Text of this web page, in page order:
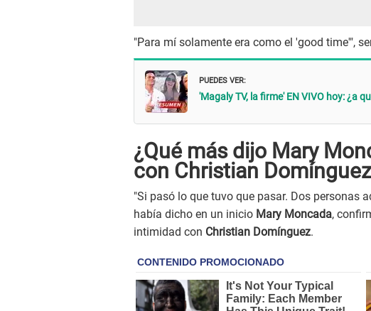
"Para mí solamente era como el 'good time'",
PUEDES VER:
'Magaly TV, la firme' EN VIVO hoy: ¿a
¿Qué más dijo Mary
con Christian
"Si pasó lo que tuvo que pasar. Dos personas
había dicho en un inicio Mary Moncada,
intimidad con Christian Domínguez.